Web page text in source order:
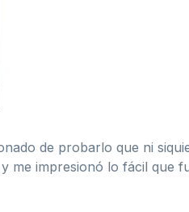
de probarlo que ni
me impresionó lo fácil que